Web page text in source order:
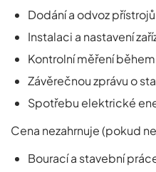
Dodání a odvoz přístrojů
Instalaci a nastavení
Kontrolní měření
Závěrečnou zprávu o
Spotřebu elektrické
Cena nezahrnuje (pokud
Bourací a stavební